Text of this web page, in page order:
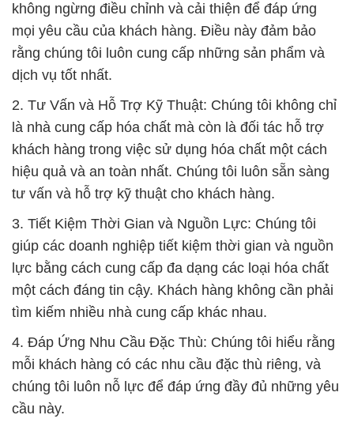
không ngừng điều chỉnh và cải thiện để đáp ứng
mọi yêu cầu của khách hàng. Điều này đảm bảo
rằng chúng tôi luôn cung cấp những sản phẩm và
dịch vụ tốt nhất.
2. Tư Vấn và Hỗ Trợ Kỹ Thuật: Chúng tôi không chỉ
là nhà cung cấp hóa chất mà còn là đối tác hỗ trợ
khách hàng trong việc sử dụng hóa chất một cách
hiệu quả và an toàn nhất. Chúng tôi luôn sẵn sàng
tư vấn và hỗ trợ kỹ thuật cho khách hàng.
3. Tiết Kiệm Thời Gian và Nguồn Lực: Chúng tôi
giúp các doanh nghiệp tiết kiệm thời gian và nguồn
lực bằng cách cung cấp đa dạng các loại hóa chất
một cách đáng tin cậy. Khách hàng không cần phải
tìm kiếm nhiều nhà cung cấp khác nhau.
4. Đáp Ứng Nhu Cầu Đặc Thù: Chúng tôi hiểu rằng
mỗi khách hàng có các nhu cầu đặc thù riêng, và
chúng tôi luôn nỗ lực để đáp ứng đầy đủ những yêu
cầu này.